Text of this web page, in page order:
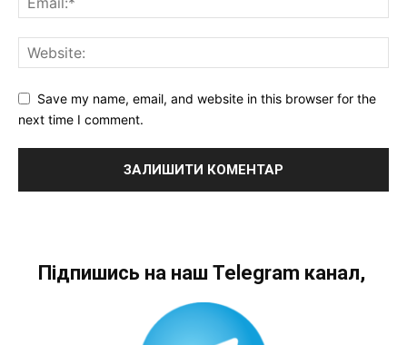
Save my name, email, and website in this browser for the
next time I comment.
Підпишись на наш Telegram канал,